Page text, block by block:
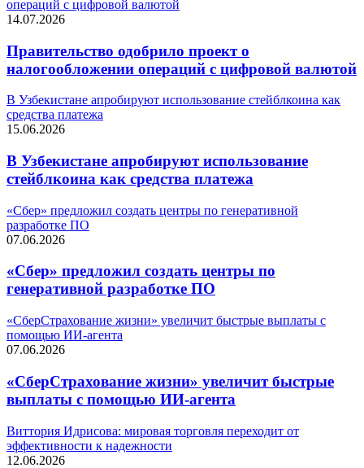
операций с цифровой валютой
14.07.2026
Правительство одобрило проект о
налогообложении операций с цифровой валютой
В Узбекистане апробируют использование стейблкоина как
средства платежа
15.06.2026
В Узбекистане апробируют использование
стейблкоина как средства платежа
«Сбер» предложил создать центры по генеративной
разработке ПО
07.06.2026
«Сбер» предложил создать центры по
генеративной разработке ПО
«СберСтрахование жизни» увеличит быстрые выплаты с
помощью ИИ-агента
07.06.2026
«СберСтрахование жизни» увеличит быстрые
выплаты с помощью ИИ-агента
Виттория Идрисова: мировая торговля переходит от
эффективности к надежности
12.06.2026